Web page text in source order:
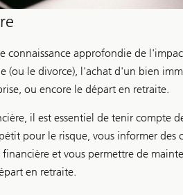
connaissance approfondie de
(ou le divorce), l'achat d'un bien
ou encore le départ en retraite.
il est essentiel de tenir compte
pour le risque, vous informer des
et vous permettre de
en retraite.